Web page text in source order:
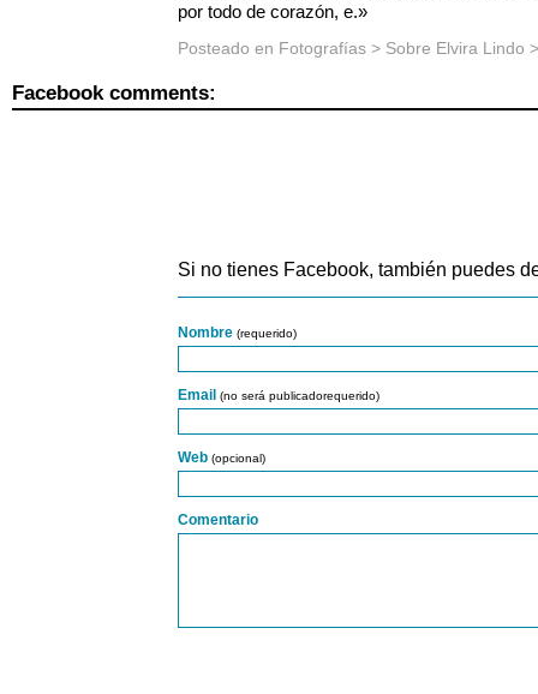
por todo de corazón, e.»
Posteado en Fotografías > Sobre Elvira Lindo >
Facebook comments:
Si no tienes Facebook, también puedes
Nombre (requerido)
Email (no será publicadorequerido)
Web (opcional)
Comentario